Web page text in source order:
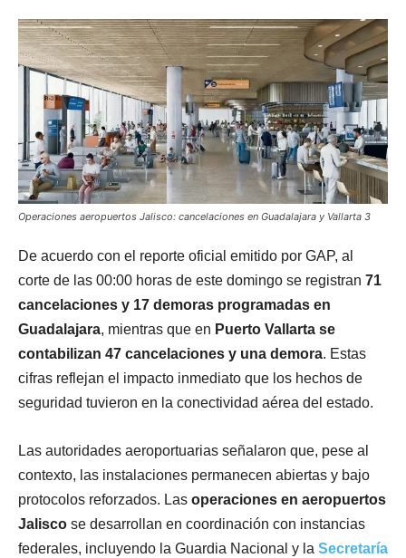
Operaciones aeropuertos Jalisco: cancelaciones en Guadalajara y Vallarta 3
De acuerdo con el reporte oficial emitido por GAP, al
corte de las 00:00 horas de este domingo se registran 71
cancelaciones y 17 demoras programadas en
Guadalajara, mientras que en Puerto Vallarta se
contabilizan 47 cancelaciones y una demora. Estas
cifras reflejan el impacto inmediato que los hechos de
seguridad tuvieron en la conectividad aérea del estado.
Las autoridades aeroportuarias señalaron que, pese al
contexto, las instalaciones permanecen abiertas y bajo
protocolos reforzados. Las operaciones en aeropuertos
Jalisco se desarrollan en coordinación con instancias
federales, incluyendo la Guardia Nacional y la Secretaría